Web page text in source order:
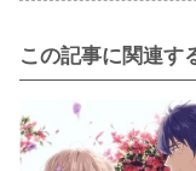
この記事に関連す